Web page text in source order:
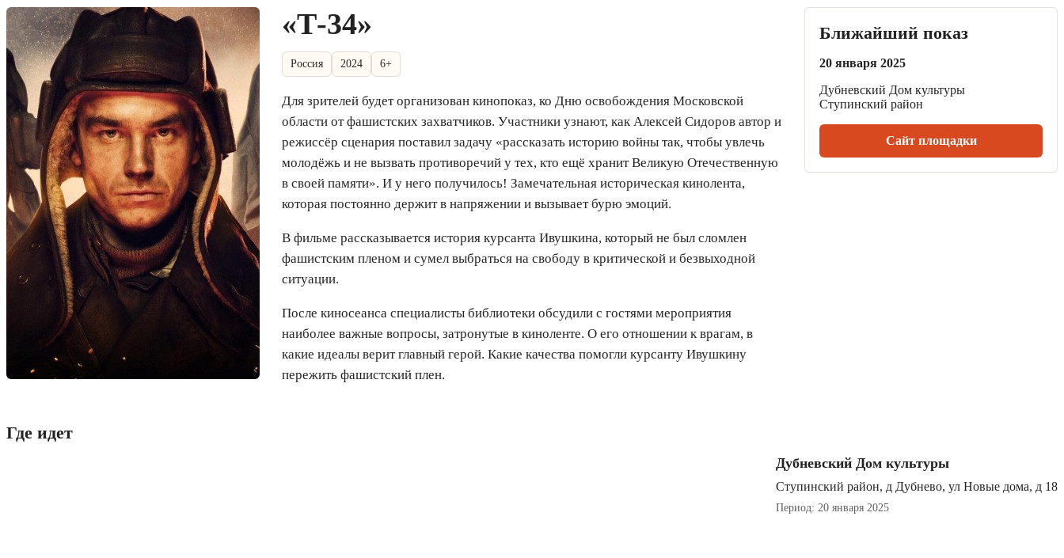
«Т-34»
Россия 2024 6+
Для зрителей будет организован кинопоказ, ко Дню освобождения Московской
области от фашистских захватчиков. Участники узнают, как Алексей Сидоров автор и
режиссёр сценария поставил задачу «рассказать историю войны так, чтобы увлечь
молодёжь и не вызвать противоречий у тех, кто ещё хранит Великую Отечественную
в своей памяти». И у него получилось! Замечательная историческая кинолента,
которая постоянно держит в напряжении и вызывает бурю эмоций.
В фильме рассказывается история курсанта Ивушкина, который не был сломлен
фашистским пленом и сумел выбраться на свободу в критической и безвыходной
ситуации.
После киносеанса специалисты библиотеки обсудили с гостями мероприятия
наиболее важные вопросы, затронутые в киноленте. О его отношении к врагам, в
какие идеалы верит главный герой. Какие качества помогли курсанту Ивушкину
пережить фашистский плен.
Ближайший показ
20 января 2025
Дубневский Дом культуры
Ступинский район
Сайт площадки
Где идет
Дубневский Дом культуры
Ступинский район, д Дубнево, ул Новые дома, д 18
Период: 20 января 2025